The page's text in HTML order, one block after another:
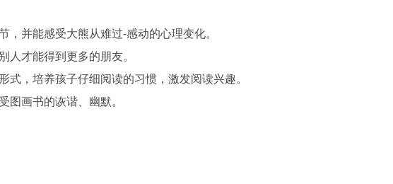
并能感受大熊从难过-感动的心理变化。
才能得到更多的朋友。
，培养孩子仔细阅读的习惯，激发阅读兴趣。
画书的诙谐、幽默。